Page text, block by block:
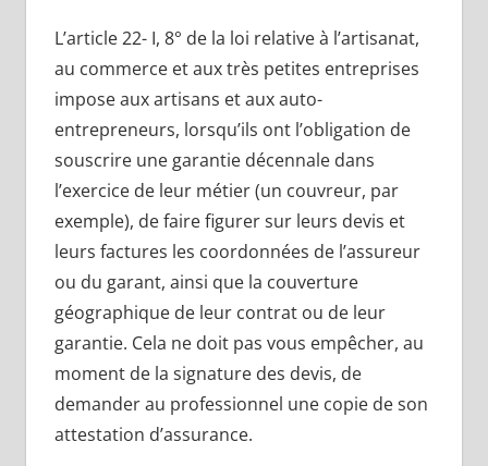
L’article 22- I, 8° de la loi relative à l’artisanat,
au commerce et aux très petites entreprises
impose aux artisans et aux auto-
entrepreneurs, lorsqu’ils ont l’obligation de
souscrire une garantie décennale dans
l’exercice de leur métier (un couvreur, par
exemple), de faire figurer sur leurs devis et
leurs factures les coordonnées de l’assureur
ou du garant, ainsi que la couverture
géographique de leur contrat ou de leur
garantie. Cela ne doit pas vous empêcher, au
moment de la signature des devis, de
demander au professionnel une copie de son
attestation d’assurance.